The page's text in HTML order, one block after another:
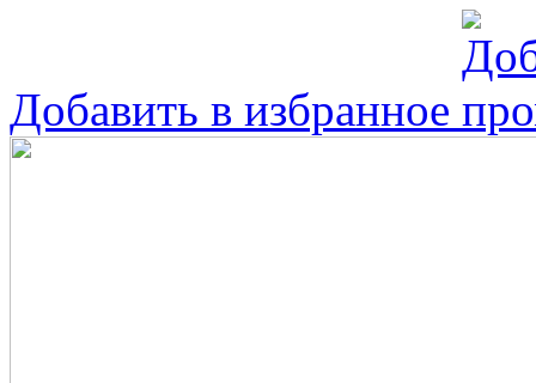
Добавить в избранное